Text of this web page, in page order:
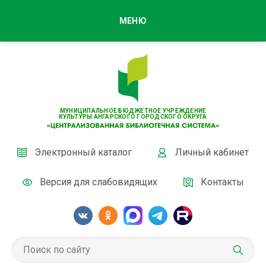
МУНИЦИПАЛЬНОЕ БЮДЖЕТНОЕ УЧРЕЖДЕНИЕ
КУЛЬТУРЫ АНГАРСКОГО ГОРОДСКОГО ОКРУГА
Электронный каталог Личный кабинет
Версия для слабовидящих Контакты
МЕНЮ